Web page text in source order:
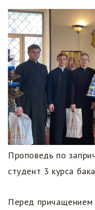
Проповедь по
студент 3 курса
Перед причащением